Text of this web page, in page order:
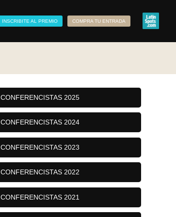
INSCRIBITE AL PREMIO COMPRA TU ENTRADA
CONFERENCISTAS 2025
CONFERENCISTAS 2024
CONFERENCISTAS 2023
CONFERENCISTAS 2022
CONFERENCISTAS 2021